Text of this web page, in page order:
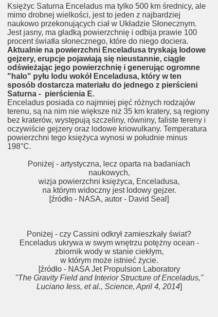
Księżyc Saturna Enceladus ma tylko 500 km średnicy, ale
mimo drobnej wielkości, jest to jeden z najbardziej
naukowo przekonujących ciał w Układzie Słonecznym.
Jest jasny, ma gładką powierzchnię i odbija prawie 100
procent światła słonecznego, które do niego dociera.
Aktualnie na powierzchni Enceladusa tryskają lodowe
gejzery, erupcje pojawiają się nieustannie, ciągle
odświeżając jego powierzchnię i generując ogromne
"halo" pyłu lodu wokół Enceladusa, który w ten
sposób dostarcza materiału do jednego z pierścieni
Saturna - pierścienia E.
Enceladus posiada co najmniej pięć różnych rodzajów
terenu, są na nim nie większe niż 35 km kratery, są regiony
bez kraterów, występują szczeliny, równiny, faliste tereny i
oczywiście gejzery oraz lodowe kriowulkany. Temperatura
powierzchni tego księżyca wynosi w południe minus
198°C.
Poniżej - artystyczna, lecz oparta na badaniach
naukowych,
wizja powierzchni księżyca, Enceladusa,
na którym widoczny jest lodowy gejzer.
[źródło - NASA, autor - David Seal]
Poniżej - czy Cassini odkrył zamieszkały świat?
Enceladus ukrywa w swym wnętrzu potężny ocean -
zbiornik wody w stanie ciekłym,
w którym może istnieć życie.
[źródło - NASA Jet Propulsion Laboratory
"The Gravity Field and Interior Structure of Enceladus,"
Luciano Iess, et al., Science, April 4, 2014]